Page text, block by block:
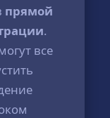
прямой
.
все